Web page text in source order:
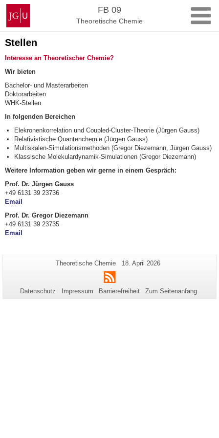
Zum
Inhalt
springen
Johannes
Gutenberg-
Universität
Mainz
FB 09
Theoretische Chemie
Stellen
Interesse an Theoretischer Chemie?
Wir bieten
Bachelor- und Masterarbeiten
Doktorarbeiten
WHK-Stellen
In folgenden Bereichen
Elekronenkorrelation und Coupled-Cluster-Theorie (Jürgen Gauss)
Relativistische Quantenchemie (Jürgen Gauss)
Multiskalen-Simulationsmethoden (Gregor Diezemann, Jürgen Gauss)
Klassische Molekulardynamik-Simulationen (Gregor Diezemann)
Weitere Information geben wir gerne in einem Gespräch:
Prof. Dr. Jürgen Gauss
+49 6131 39 23736
Email
Prof. Dr. Gregor Diezemann
+49 6131 39 23735
Email
Zusätzliche
Informationen
zu
dieser
Seiten-
Theoretische Chemie
Letzte
18. April 2026
RSS
Datenschutz Impressum Barrierefreiheit Zum Seitenanfang